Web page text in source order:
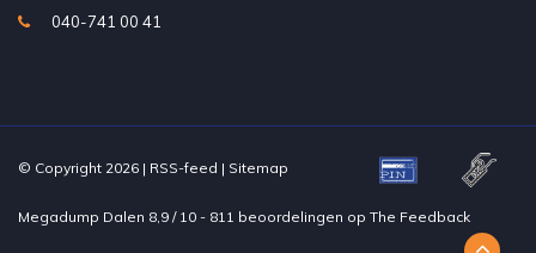
040-741 00 41
© Copyright 2026 | RSS-feed | Sitemap
Megadump Dalen 8,9 / 10 - 811 beoordelingen op The Feedback